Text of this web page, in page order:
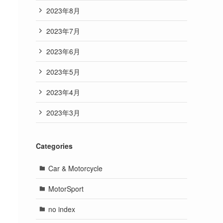
2023年8月
2023年7月
2023年6月
2023年5月
2023年4月
2023年3月
Categories
Car & Motorcycle
MotorSport
no index